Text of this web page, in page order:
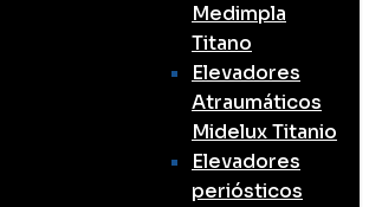
Medimpla
Titano
Elevadores
Atraumáticos
Midelux Titanio
Elevadores
periósticos